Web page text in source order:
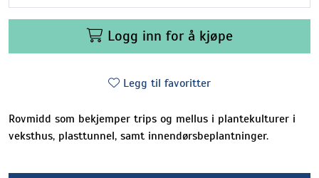
Logg inn for å kjøpe
Legg til favoritter
Rovmidd som bekjemper trips og mellus i plantekulturer i
veksthus, plasttunnel, samt innendørsbeplantninger.